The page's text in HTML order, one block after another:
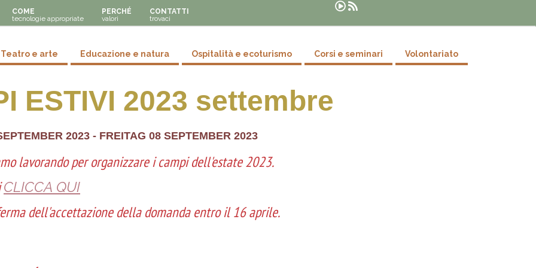
COME
tecnologie appropriate
PERCHÉ
valori
CONTATTI
trovaci
menu
Teatro e arte Educazione e natura Ospitalità e ecoturismo Corsi e seminari Volontariato
ESTIVI 2023 settembre
2023 - FREITAG 08 SEPTEMBER 2023
lavorando per organizzare i campi dell'estate 2023.
CLICCA QUI
dell'accettazione della domanda entro il 16 aprile.